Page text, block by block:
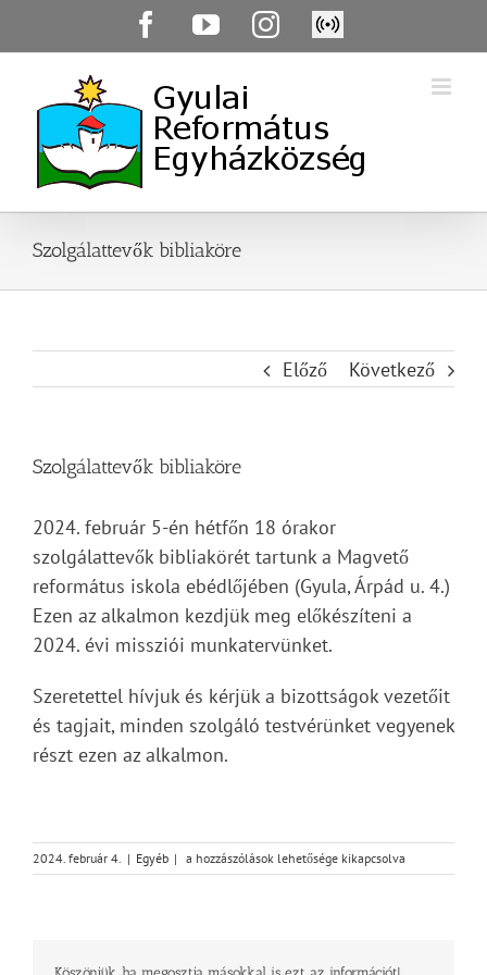
FacebookYouTubeInstagram
Élő
közvetítés
Szolgálattevők bibliaköre
Előző Következő
Szolgálattevők bibliaköre
2024. február 5-én hétfőn 18 órakor
szolgálattevők bibliakörét tartunk a Magvető
református iskola ebédlőjében (Gyula, Árpád u. 4.)
Ezen az alkalmon kezdjük meg előkészíteni a
2024. évi missziói munkatervünket.
Szeretettel hívjuk és kérjük a bizottságok vezetőit
és tagjait, minden szolgáló testvérünket vegyenek
részt ezen az alkalmon.
2024. február 4. | Egyéb | Szolgálattevők
bibliaköre
a hozzászólások lehetősége kikapcsolva